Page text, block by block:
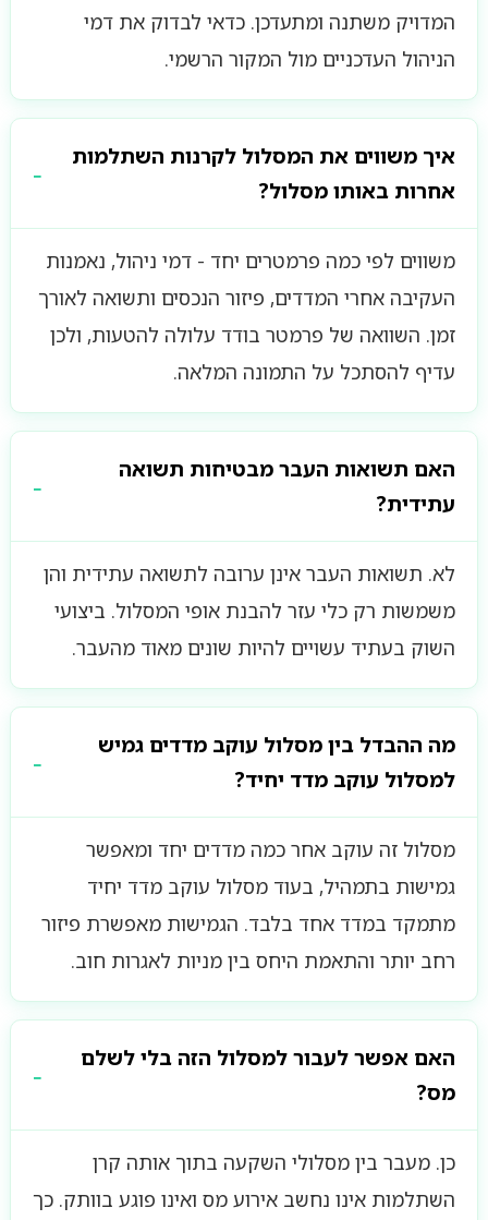
המדויק משתנה ומתעדכן. כדאי לבדוק את דמי
הניהול העדכניים מול המקור הרשמי.
איך משווים את המסלול לקרנות השתלמות
אחרות באותו מסלול?
משווים לפי כמה פרמטרים יחד - דמי ניהול, נאמנות
העקיבה אחרי המדדים, פיזור הנכסים ותשואה לאורך
זמן. השוואה של פרמטר בודד עלולה להטעות, ולכן
עדיף להסתכל על התמונה המלאה.
האם תשואות העבר מבטיחות תשואה
עתידית?
לא. תשואות העבר אינן ערובה לתשואה עתידית והן
משמשות רק כלי עזר להבנת אופי המסלול. ביצועי
השוק בעתיד עשויים להיות שונים מאוד מהעבר.
מה ההבדל בין מסלול עוקב מדדים גמיש
למסלול עוקב מדד יחיד?
מסלול זה עוקב אחר כמה מדדים יחד ומאפשר
גמישות בתמהיל, בעוד מסלול עוקב מדד יחיד
מתמקד במדד אחד בלבד. הגמישות מאפשרת פיזור
רחב יותר והתאמת היחס בין מניות לאגרות חוב.
האם אפשר לעבור למסלול הזה בלי לשלם
מס?
כן. מעבר בין מסלולי השקעה בתוך אותה קרן
השתלמות אינו נחשב אירוע מס ואינו פוגע בוותק. כך